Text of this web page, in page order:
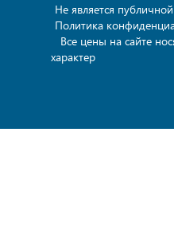
Не является
Политика
Все цены на сайте
характер